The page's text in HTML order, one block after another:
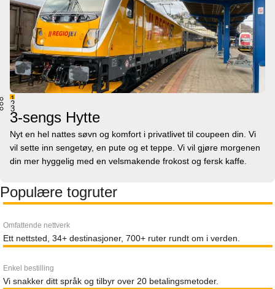
1
2
3
3-sengs Hytte
Nyt en hel nattes søvn og komfort i privatlivet til coupeen din. Vi
vil sette inn sengetøy, en pute og et teppe. Vi vil gjøre morgenen
din mer hyggelig med en velsmakende frokost og fersk kaffe.
Populære togruter
Omfattende nettverk
Ett nettsted, 34+ destinasjoner, 700+ ruter rundt om i verden.
Enkel bestilling
Vi snakker ditt språk og tilbyr over 20 betalingsmetoder.